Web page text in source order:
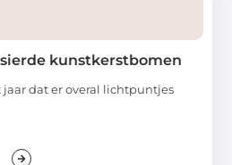
kunstkerstbomen
jaar dat er overal lichtpuntjes